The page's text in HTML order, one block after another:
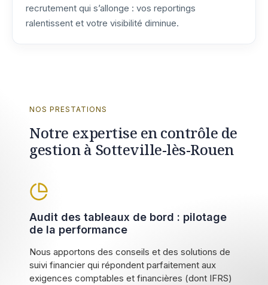
recrutement qui s’allonge : vos reportings
ralentissent et votre visibilité diminue.
NOS PRESTATIONS
Notre expertise en contrôle de
gestion à Sotteville-lès-Rouen
Audit des tableaux de bord : pilotage
de la performance
Nous apportons des conseils et des solutions de
suivi financier qui répondent parfaitement aux
exigences comptables et financières (dont IFRS)